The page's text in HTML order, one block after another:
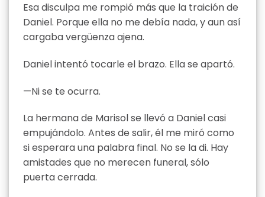
Esa disculpa me rompió más que la traición de
Daniel. Porque ella no me debía nada, y aun así
cargaba vergüenza ajena.
Daniel intentó tocarle el brazo. Ella se apartó.
—Ni se te ocurra.
La hermana de Marisol se llevó a Daniel casi
empujándolo. Antes de salir, él me miró como
si esperara una palabra final. No se la di. Hay
amistades que no merecen funeral, sólo
puerta cerrada.